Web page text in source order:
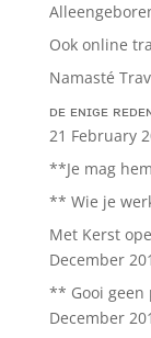
Ook online
Namasté
ᴅᴇ ᴇɴɪɢᴇ
21 February
**Je mag
** Wie je
Met Kerst
December
** Gooi geen
December